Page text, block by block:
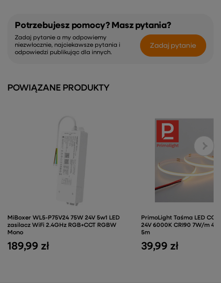
Potrzebujesz pomocy? Masz pytania?
Zadaj pytanie a my odpowiemy
niezwłocznie, najciekawsze pytania i
odpowiedzi publikując dla innych.
Zadaj pytanie
POWIĄZANE PRODUKTY
MiBoxer WL5-P75V24 75W 24V 5w1 LED
zasilacz WiFi 2.4GHz RGB+CCT RGBW
Mono
189,99 zł
PrimoLight Taśma LED
24V 6000K CRI90 7W/m
5m
39,99 zł